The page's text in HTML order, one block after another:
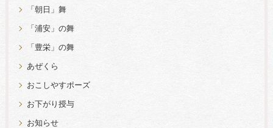
「朝日」舞
「浦安」の舞
「豊栄」の舞
あぜくら
おこしやすポーズ
お下がり授与
お知らせ